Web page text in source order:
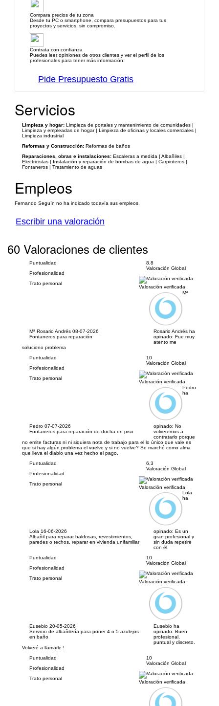
Compara precios de tu zona
Desde tu PC o smartphone, compara presupuestos para tus
proyectos y servicios, sin compromiso.
Contrata con confianza
Puedes leer opiniones de otros clientes y ver el perfil de los
profesionales para tener más información.
Pide Presupuesto Gratis
Servicios
Limpieza y hogar: Limpieza de portales y mantenimiento de comunidades |
Limpieza y empleadas de hogar | Limpieza de oficinas y locales comerciales |
Limpieza industrial
Reformas y Construcción: Reformas de baños
Reparaciones, obras e instalaciones: Escaleras a medida | Albañiles |
Electricistas | Instalación y reparación de bombas de agua | Carpinteros |
Fontaneros | Tratamiento de aguas
Empleos
Fernando Seguín no ha indicado todavía sus empleos.
Escribir una valoración
60 Valoraciones de clientes
Puntualidad
Profesionalidad
Trato personal
8,8
Valoración Global
Valoración verificada
Mª Rosario Andrés 08-07-2026
Fontaneros para reparación
Mª
Rosario Andrés ha
opinado: Fue muy
atento me
soluciono problema
Puntualidad
Profesionalidad
Trato personal
10
Valoración Global
Valoración verificada
Pedro 07-07-2026
Fontaneros para reparación de ducha en piso
Pedro
ha
opinado: No
volveremos a
contratarlo porque
no emite facturas ni ni siquiera nota de trabajo para el lo único que vale es
que si hay algún problema el vuelve y si no vuelve? Se marchó como alma
que lleva el diablo una vez hecho el pago.
Puntualidad
Profesionalidad
Trato personal
6,3
Valoración Global
Valoración verificada
Lola 16-06-2026
Albañil para reparar baldosas, revestimientos,
paredes o techos, reparar en vivienda unifamiliar
Lola
ha
opinado: Es un
gran profesional y
sin duda repetiré
con él.
Puntualidad
Profesionalidad
Trato personal
10
Valoración Global
Valoración verificada
Eusebio 20-05-2026
Servicio de albañilería para poner 4 o 5 azulejos
en baño
Eusebio ha
opinado: Buen
profesional,
puntual y discreto.
Volveré a llamarle !
Puntualidad
Profesionalidad
Trato personal
10
Valoración Global
Valoración verificada